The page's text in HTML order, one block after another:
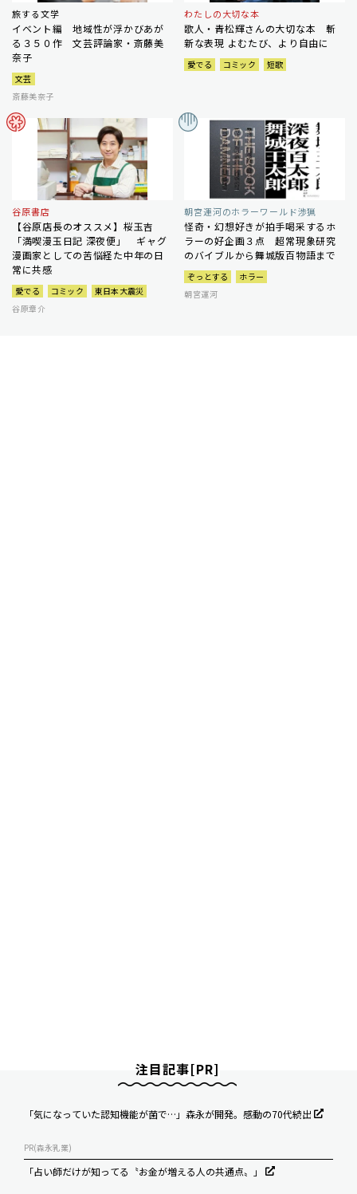
旅する文学
イベント編 地域性が浮かびあが
る３５０作 文芸評論家・斎藤美
奈子
文芸
斎藤美奈子
わたしの大切な本
歌人・青松輝さんの大切な本 斬
新な表現 よむたび、より自由に
愛でる コミック 短歌
谷原書店
【谷原店長のオススメ】桜玉吉
「満喫漫玉日記 深夜便」 ギャグ
漫画家としての苦悩経た中年の日
常に共感
愛でる コミック
東日本大震災
谷原章介
朝宮運河のホラーワールド渉猟
怪奇・幻想好きが拍手喝采するホ
ラーの好企画３点 超常現象研究
のバイブルから舞城版百物語まで
ぞっとする
ホラー
朝宮運河
注目記事[PR]
「気になっていた認知機能が菌で…」森永が開発。感動の70代続出
PR(森永乳業)
「占い師だけが知ってる〝お金が増える人の共通点〟」